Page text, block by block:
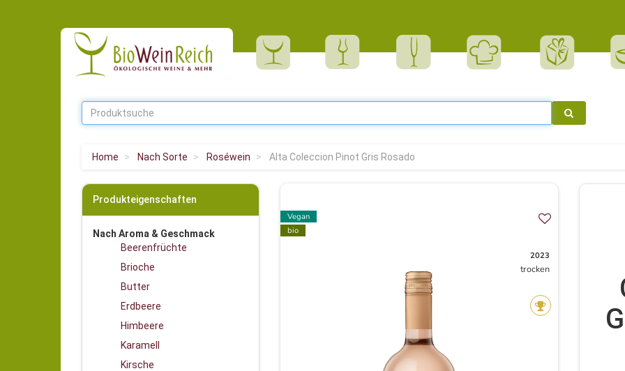
Home Nach Sorte Roséwein Alta Coleccion Pinot Gris Rosado
Produkteigenschaften
Nach Aroma & Geschmack
Beerenfrüchte
Brioche
Butter
Erdbeere
Himbeere
Karamell
Kirsche
Vegan
bio
2023
trocken